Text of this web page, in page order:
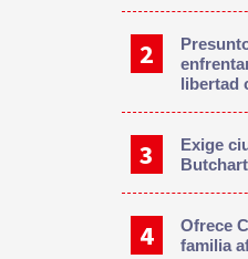
libertad
Exige
Ofrece
familia